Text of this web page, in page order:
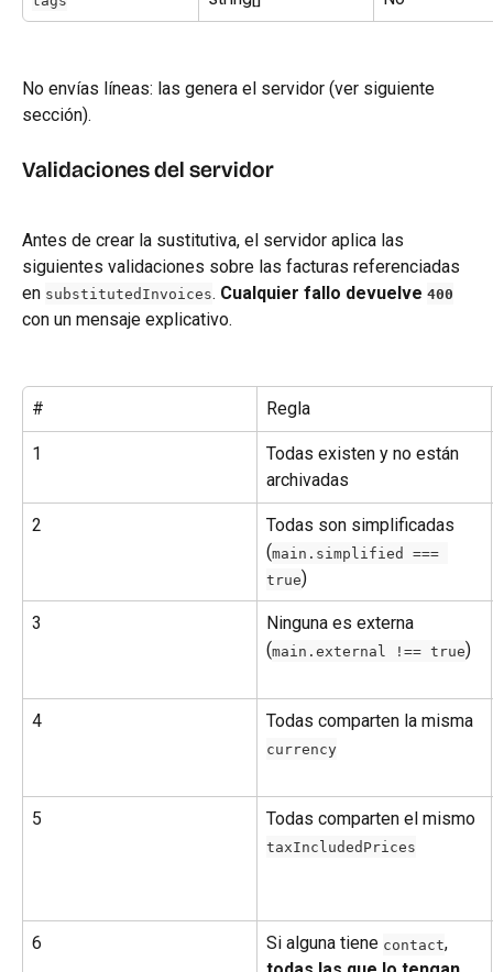
No envías líneas: las genera el servidor (ver siguiente
sección).
Validaciones del servidor
Antes de crear la sustitutiva, el servidor aplica las
siguientes validaciones sobre las facturas referenciadas
en substitutedInvoices. Cualquier fallo devuelve 400
con un mensaje explicativo.
# Regla
1
Todas existen y no están
archivadas
2
Todas son simplificadas
(main.simplified ===
true)
3
Ninguna es externa
(main.external !== true)
4 Todas comparten la misma
currency
5 Todas comparten el mismo
taxIncludedPrices
6 Si alguna tiene contact,